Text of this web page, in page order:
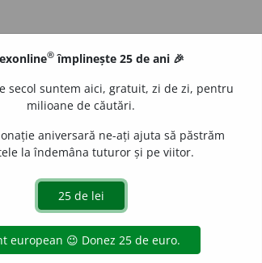
® împlinește 25 de ani 🎉
secol suntem aici, gratuit, zi de zi, pentru
milioane de căutări.
aniversară ne-ați ajuta să păstrăm
la îndemâna tuturor și pe viitor.